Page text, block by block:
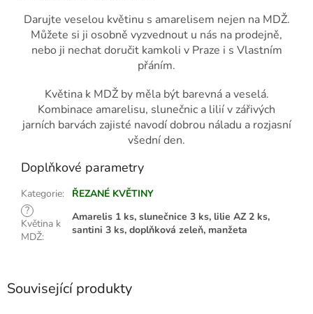
Související produkty
Darujte veselou květinu s amarelisem nejen na MDŽ.
Můžete si ji osobně vyzvednout u nás na prodejně,
nebo ji nechat doručit kamkoli v Praze i s Vlastním
přáním.
Květina k MDŽ by měla být barevná a veselá.
Kombinace amarelisu, slunečnic a lilií v zářivých
jarních barvách zajisté navodí dobrou náladu a rozjasní
všední den.
Doplňkové parametry
Kategorie:
ŘEZANÉ KVĚTINY
?
Květina k
MDŽ:
Amarelis 1 ks, slunečnice 3 ks, lilie AZ 2 ks,
santini 3 ks, doplňková zeleň, manžeta